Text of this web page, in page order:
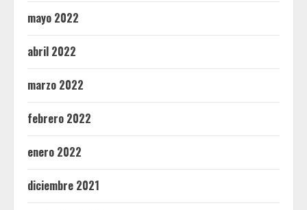
mayo 2022
abril 2022
marzo 2022
febrero 2022
enero 2022
diciembre 2021